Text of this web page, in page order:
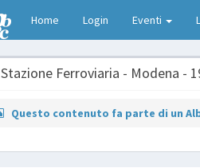
Home Login Eventi
Stazione Ferroviaria - Modena -
Questo contenuto fa parte di un